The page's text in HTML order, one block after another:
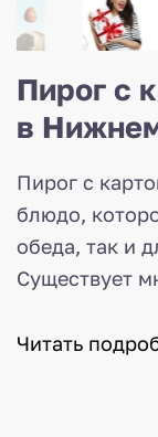
Пирог с
в
Пирог с
блюдо,
обеда, так и
Существует
простота,
Читать